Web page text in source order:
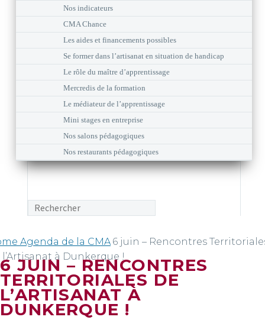
Nos indicateurs
CMA Chance
Les aides et financements possibles
Se former dans l’artisanat en situation de handicap
Le rôle du maître d’apprentissage
Mercredis de la formation
Le médiateur de l’apprentissage
Mini stages en entreprise
Nos salons pédagogiques
Nos restaurants pédagogiques
Agenda de la CMA 6 juin – Rencontres
l’Artisanat à Dunkerque !
6 JUIN – RENCONTRES
TERRITORIALES DE
L’ARTISANAT À
DUNKERQUE !